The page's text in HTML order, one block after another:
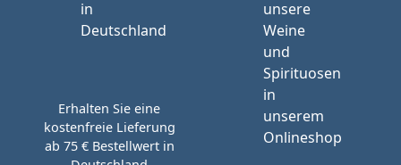
Erhalten Sie eine
kostenfreie Lieferung
ab 75 € Bestellwert in